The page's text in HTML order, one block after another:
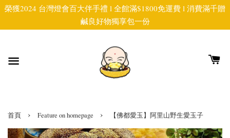
榮獲2024 台灣燈會百大伴手禮 l 全館滿$1800免運費 l 消費滿千贈
鹹良好物獨享包一份
首頁 › Feature on homepage › 【佛都愛玉】阿里山野生愛玉子